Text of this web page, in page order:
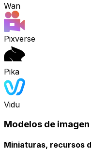
Wan
Pixverse
Pika
Vidu
Modelos de imagen
Miniaturas, recursos